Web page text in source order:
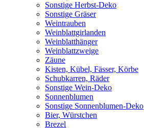
Sonstige Herbst-Deko
Sonstige Gräser
Weintrauben
Weinblattgirlanden
Weinblatthänger
Weinblattzweige
Zäune
Kisten, Kübel, Fässer, Körbe
Schubkarren, Räder
Sonstige Wein-Deko
Sonnenblumen
Sonstige Sonnenblumen-Deko
Bier, Würstchen
Brezel